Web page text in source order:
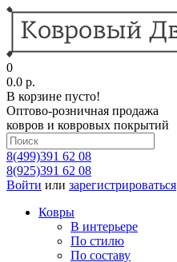
0
0.0 р.
В корзине пусто!
Оптово-розничная продажа
ковров и ковровых покрытий
8(499)391 62 08
8(925)391 62 08
Войти или зарегистрироваться
Ковры
В интерьере
По стилю
По составу